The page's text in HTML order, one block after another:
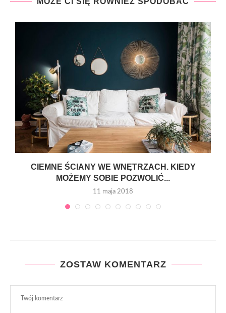
CIEMNE ŚCIANY WE WNĘTRZACH. KIEDY
MOŻEMY SOBIE POZWOLIĆ...
11 maja 2018
ZOSTAW KOMENTARZ